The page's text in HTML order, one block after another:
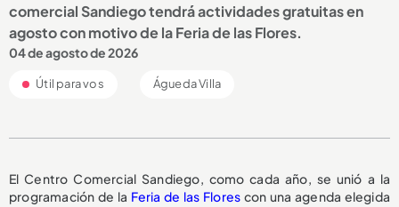
comercial Sandiego tendrá actividades gratuitas en
agosto con motivo de la Feria de las Flores.
04 de agosto de 2026
Útil para vos Águeda Villa
El Centro Comercial Sandiego, como cada año, se unió a la
programación de la Feria de las Flores con una agenda elegida